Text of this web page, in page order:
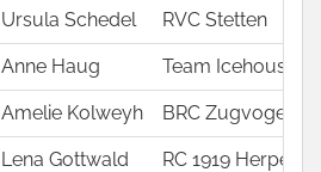
Ursula Schedel RVC Stetten
Anne Haug Team Icehouse
Amelie Kolweyh BRC Zugvogel
Lena Gottwald RC 1919